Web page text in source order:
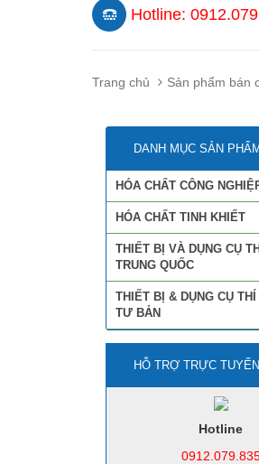
Hotline:
Trang chủ Sản phẩm bán
DANH MỤC SẢN PHẨM
HÓA CHẤT CÔNG
HÓA CHẤT TINH KHIẾT
THIẾT BỊ VÀ DỤNG CỤ
TRUNG QUỐC
THIẾT BỊ & DỤNG CỤ THÍ
TƯ BẢN
HỖ TRỢ TRỰC TUYẾN
Hotline